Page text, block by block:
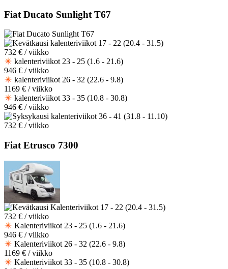
Fiat Ducato Sunlight T67
kalenteriviikot 17 - 22 (20.4 - 31.5)
732 € / viikko
kalenteriviikot 23 - 25 (1.6 - 21.6)
946 € / viikko
kalenteriviikot 26 - 32 (22.6 - 9.8)
1169 € / viikko
kalenteriviikot 33 - 35 (10.8 - 30.8)
946 € / viikko
kalenteriviikot 36 - 41 (31.8 - 11.10)
732 € / viikko
Fiat Etrusco 7300
Kalenteriviikot 17 - 22 (20.4 - 31.5)
732 € / viikko
Kalenteriviikot 23 - 25 (1.6 - 21.6)
946 € / viikko
Kalenteriviikot 26 - 32 (22.6 - 9.8)
1169 € / viikko
Kalenteriviikot 33 - 35 (10.8 - 30.8)